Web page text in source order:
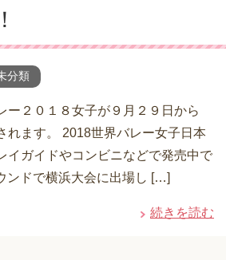
分類
ー２０１８女子が９月２９日から
れます。 2018世界バレー女子日本
イガイドやコンビニなどで発売中で
ンドで横浜大会に出場し […]
続きを読む